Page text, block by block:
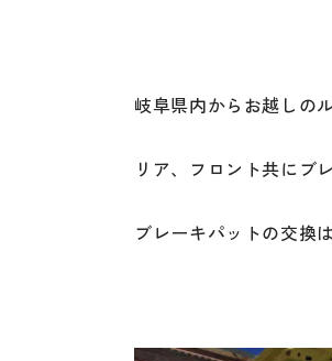
岐阜県内からお越しの
リア、フロント共にブ
ブレーキパットの交換